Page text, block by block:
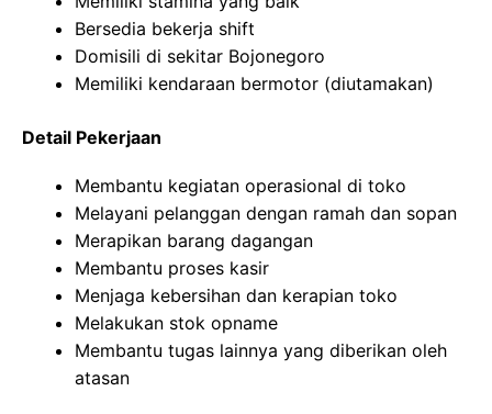
Bersedia bekerja shift
Domisili di sekitar Bojonegoro
Memiliki kendaraan bermotor (diutamakan)
Detail Pekerjaan
Membantu kegiatan operasional di toko
Melayani pelanggan dengan ramah dan sopan
Merapikan barang dagangan
Membantu proses kasir
Menjaga kebersihan dan kerapian toko
Melakukan stok opname
Membantu tugas lainnya yang diberikan oleh
atasan